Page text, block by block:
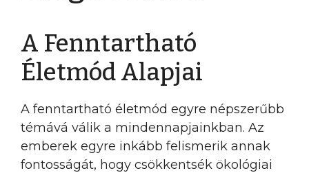
A Fenntartható
Életmód Alapjai
A fenntartható életmód egyre népszerűbb
témává válik a mindennapjainkban. Az
emberek egyre inkább felismerik annak
fontosságát, hogy csökkentsék ökológiai